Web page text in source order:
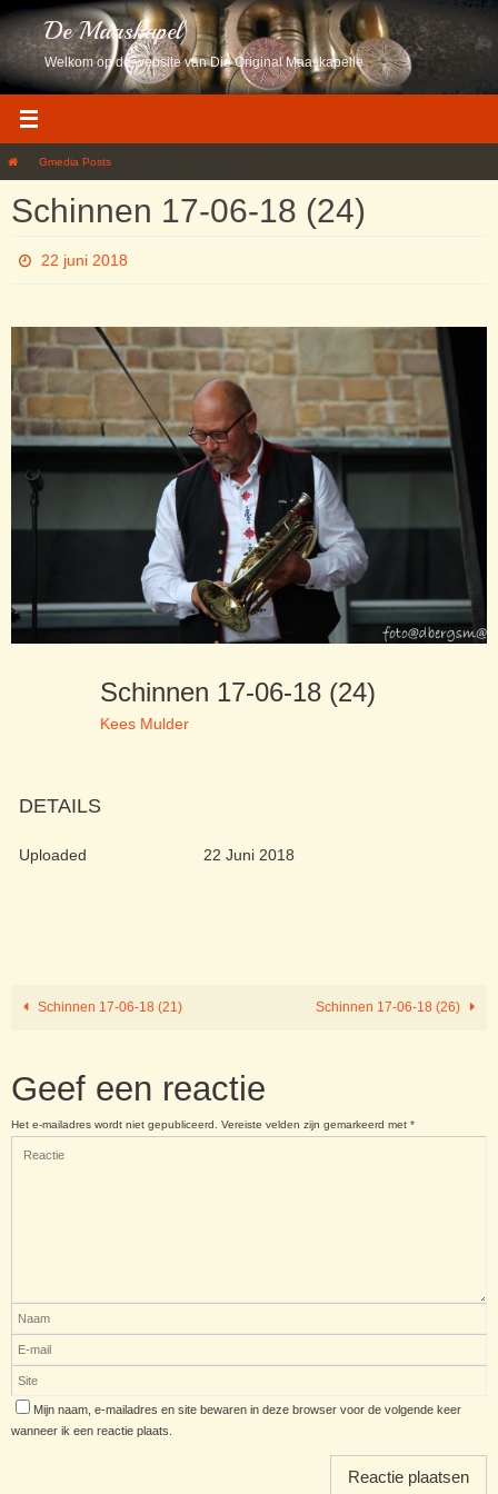
inhoud
De Maaskapel
Welkom op de website van Die Original Maaskapelle
HomeGmedia Posts
Schinnen 17-06-18 (24)
22 juni 2018
Schinnen 17-06-18 (24)
Kees Mulder
DETAILS
Uploaded 22 Juni 2018
Schinnen 17-06-18 (21) Schinnen 17-06-18 (26)
Geef een reactie
Het e-mailadres wordt niet gepubliceerd. Vereiste velden zijn gemarkeerd met *
Mijn naam, e-mailadres en site bewaren in deze browser voor de volgende keer
wanneer ik een reactie plaats.